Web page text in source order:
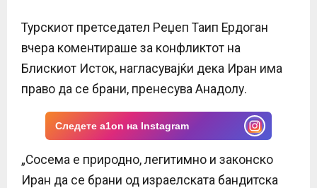
N
U
Турскиот претседател Реџеп Таип Ердоган
вчера коментираше за конфликтот на
Блискиот Исток, нагласувајќи дека Иран има
право да се брани, пренесува Анадолу.
Следете a1on на Instagram
„Сосема е природно, легитимно и законско
Иран да се брани од израелската бандитска